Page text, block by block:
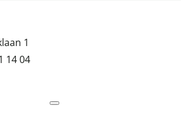
1
14 04